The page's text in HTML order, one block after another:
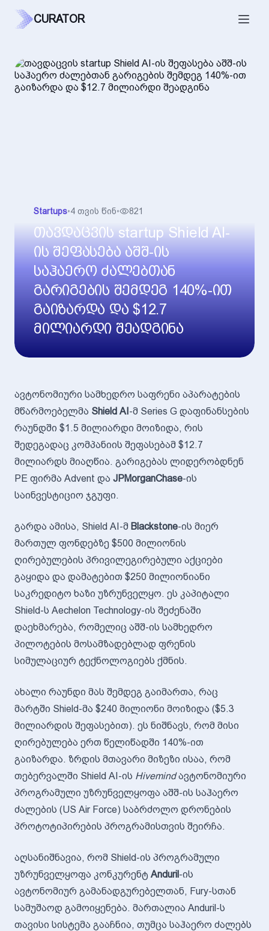
CURATOR
Startups•4 თვის წინ• 821
თავდაცვის startup Shield AI-
ის შეფასება აშშ-ის
საჰაერო ძალებთან
გარიგების შემდეგ 140%-ით
გაიზარდა და $12.7
მილიარდი შეადგინა
ავტონომიური სამხედრო საფრენი აპარატების
მწარმოებელმა Shield AI-მ Series G დაფინანსების
რაუნდში $1.5 მილიარდი მოიზიდა, რის
შედეგადაც კომპანიის შეფასებამ $12.7
მილიარდს მიაღწია. გარიგებას ლიდერობდნენ
PE ფირმა Advent და JPMorganChase-ის
საინვესტიციო ჯგუფი.
გარდა ამისა, Shield AI-მ Blackstone-ის მიერ
მართულ ფონდებზე $500 მილიონის
ღირებულების პრივილეგირებული აქციები
გაყიდა და დამატებით $250 მილიონიანი
საკრედიტო ხაზი უზრუნველყო. ეს კაპიტალი
Shield-ს Aechelon Technology-ის შეძენაში
დაეხმარება, რომელიც აშშ-ის სამხედრო
პილოტების მოსამზადებლად ფრენის
სიმულაციურ ტექნოლოგიებს ქმნის.
ახალი რაუნდი მას შემდეგ გაიმართა, რაც
მარტში Shield-მა $240 მილიონი მოიზიდა ($5.3
მილიარდის შეფასებით). ეს ნიშნავს, რომ მისი
ღირებულება ერთ წელიწადში 140%-ით
გაიზარდა. ზრდის მთავარი მიზეზი ისაა, რომ
თებერვალში Shield AI-ის Hivemindავტონომიური
პროგრამული უზრუნველყოფა აშშ-ის საჰაერო
ძალების (US Air Force) საბრძოლო დრონების
პროტოტიპირების პროგრამისთვის შეირჩა.
აღსანიშნავია, რომ Shield-ის პროგრამული
უზრუნველყოფა კონკურენტ Anduril-ის
ავტონომიურ გამანადგურებელთან, Fury-სთან
სამუშაოდ გამოიყენება. მართალია Anduril-ს
თავისი სისტემა გააჩნია, თუმცა საჰაერო ძალებს